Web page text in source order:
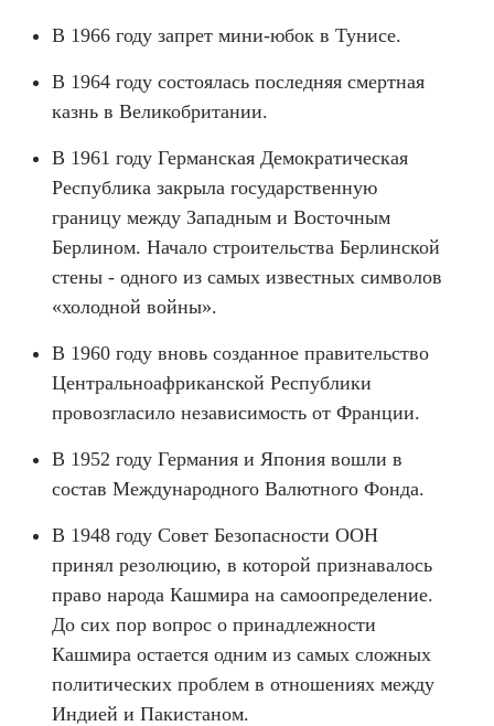
В 1966 году запрет мини-юбок в Тунисе.
В 1964 году состоялась последняя смертная
казнь в Великобритании.
В 1961 году Германская Демократическая
Республика закрыла государственную
границу между Западным и Восточным
Берлином. Начало строительства Берлинской
стены - одного из самых известных символов
«холодной войны».
В 1960 году вновь созданное правительство
Центральноафриканской Республики
провозгласило независимость от Франции.
В 1952 году Германия и Япония вошли в
состав Международного Валютного Фонда.
В 1948 году Совет Безопасности ООН
принял резолюцию, в которой признавалось
право народа Кашмира на самоопределение.
До сих пор вопрос о принадлежности
Кашмира остается одним из самых сложных
политических проблем в отношениях между
Индией и Пакистаном.